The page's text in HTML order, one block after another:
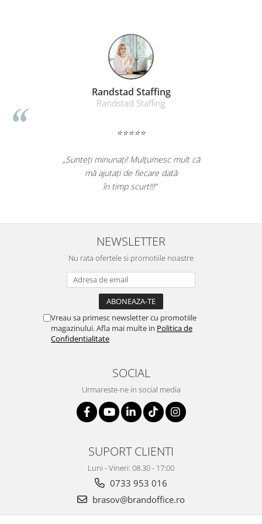
Baterii si acumulatori
Cabluri si conectivitate
Ceasuri smart - Smartwatch
Baterii externe - Powerbanks
Standuri PC si suporturi
Periferice PC si accesorii
Boxe portabile
Tehnica si mobilier pentru birou
Distrugatoare documente
Cosuri de gunoi pentru birou
Scaune, birouri si produse
Randstad Staffing
Randstad Staffing
⭐⭐⭐⭐⭐
„Sunteți minunați! Mulțumesc mult că
mă ajutați de fiecare dată
în timp scurt!!!”
NEWSLETTER
Nu rata ofertele si promotiile noastre
Vreau sa primesc newsletter cu promotiile
magazinului. Afla mai multe in Politica de
Confidentialitate
SOCIAL
Urmareste-ne in social media
SUPORT CLIENTI
Luni - Vineri: 08.30 - 17:00
0733 953 016
brasov@brandoffice.ro